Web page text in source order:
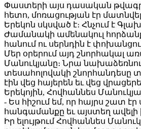
Փաստերի այս դասական
հետո, մոռացության էր
Երեկոն սկսված է։ Հնչում է
Ժամանակի ամենակուլ
հանում ու սերնդին է
Մեր օրերում այդ շնորհակալ
Մանուկյանը։ Նրա
տեսահոլովակի շնորհանդեսը
էին վեց հայերեն եւ վեց
Երեկոյին, Հովհաննես
- Ես հիշում եմ, որ հայրս շատ
հանգամանքը եւ այստեղ
Իր ելույթում Հովհաննես